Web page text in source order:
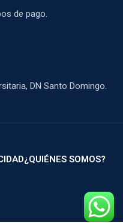
estable y
y eficiencia.
de pago.
DN Santo Domingo.
¿QUIÉNES SOMOS?